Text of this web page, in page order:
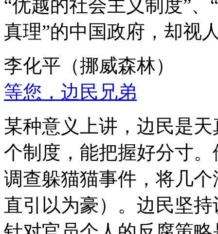
“优越的社会主义制度”
真理”的中国政府，却视
李化平（挪威森林）
等您，边民兄弟
某种意义上讲，边民是
个制度，能把握好分寸
调查躲猫猫事件，将几
直引以为豪）。边民坚